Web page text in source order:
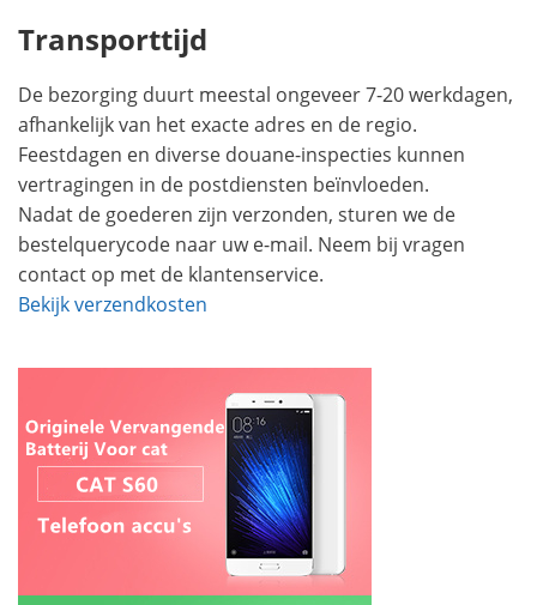
Transporttijd
De bezorging duurt meestal ongeveer 7-20 werkdagen,
afhankelijk van het exacte adres en de regio.
Feestdagen en diverse douane-inspecties kunnen
vertragingen in de postdiensten beïnvloeden.
Nadat de goederen zijn verzonden, sturen we de
bestelquerycode naar uw e-mail. Neem bij vragen
contact op met de klantenservice.
Bekijk verzendkosten